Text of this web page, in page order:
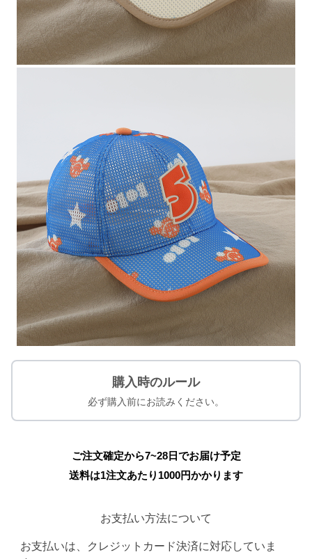
購入時のルール
必ず購入前にお読みください。
ご注文確定から7~28日でお届け予定
送料は1注文あたり 1000円かかります
お支払い方法について
お支払いは、クレジットカード決済に対応していま